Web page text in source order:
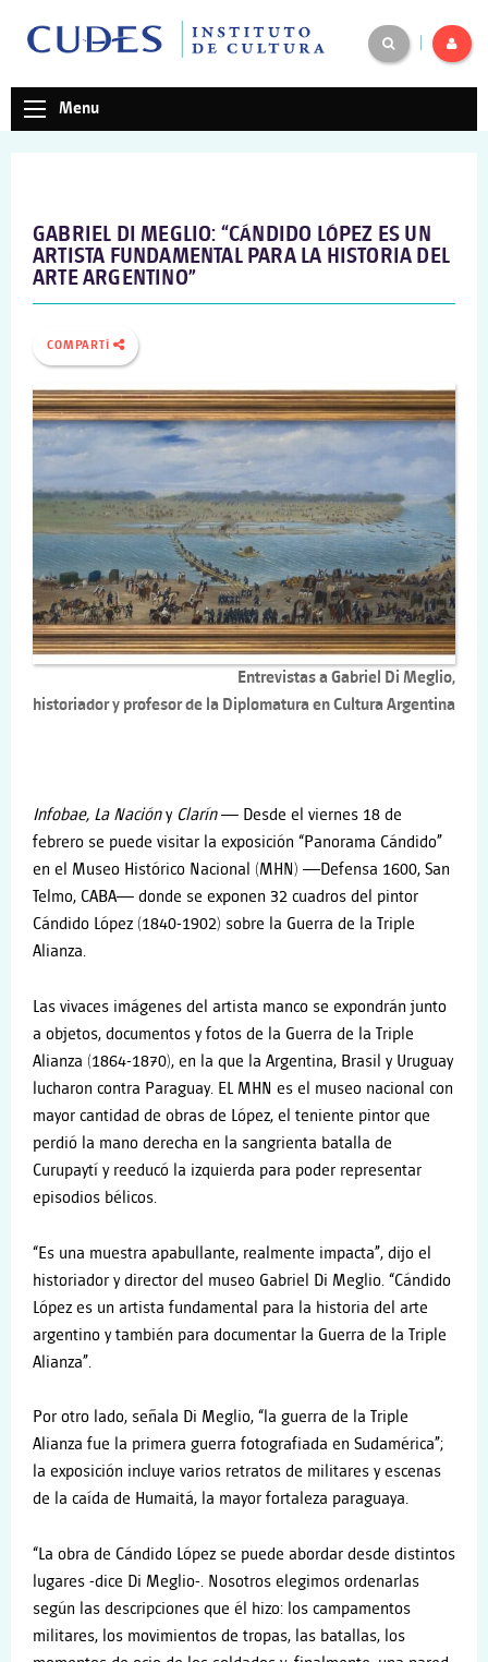
Menu
GABRIEL DI MEGLIO: “CÁNDIDO LÓPEZ ES UN
ARTISTA FUNDAMENTAL PARA LA HISTORIA DEL
ARTE ARGENTINO”
COMPARTÍ
Entrevistas a Gabriel Di Meglio,
historiador y profesor de la Diplomatura en Cultura Argentina
Infobae, La NaciónyClarín— Desde el viernes 18 de
febrero se puede visitar la exposición “Panorama Cándido”
en el Museo Histórico Nacional (MHN) —Defensa 1600, San
Telmo, CABA— donde se exponen 32 cuadros del pintor
Cándido López (1840-1902) sobre la Guerra de la Triple
Alianza.
Las vivaces imágenes del artista manco se expondrán junto
a objetos, documentos y fotos de la Guerra de la Triple
Alianza (1864-1870), en la que la Argentina, Brasil y Uruguay
lucharon contra Paraguay. EL MHN es el museo nacional con
mayor cantidad de obras de López, el teniente pintor que
perdió la mano derecha en la sangrienta batalla de
Curupaytí y reeducó la izquierda para poder representar
episodios bélicos.
“Es una muestra apabullante, realmente impacta”, dijo el
historiador y director del museo Gabriel Di Meglio. “Cándido
López es un artista fundamental para la historia del arte
argentino y también para documentar la Guerra de la Triple
Alianza”.
Por otro lado, señala Di Meglio, “la guerra de la Triple
Alianza fue la primera guerra fotografiada en Sudamérica”;
la exposición incluye varios retratos de militares y escenas
de la caída de Humaitá, la mayor fortaleza paraguaya.
“La obra de Cándido López se puede abordar desde distintos
lugares -dice Di Meglio-. Nosotros elegimos ordenarlas
según las descripciones que él hizo: los campamentos
militares, los movimientos de tropas, las batallas, los